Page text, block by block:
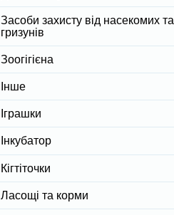
Засоби захисту від насекомих та
гризунів
Зоогігієна
Інше
Іграшки
Інкубатор
Кігтіточки
Ласощі та корми